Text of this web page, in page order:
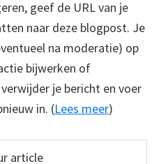
geef de URL van je
naar deze blogpost. Je
na moderatie) op
bijwerken of
je bericht en voer
in. (Lees meer)